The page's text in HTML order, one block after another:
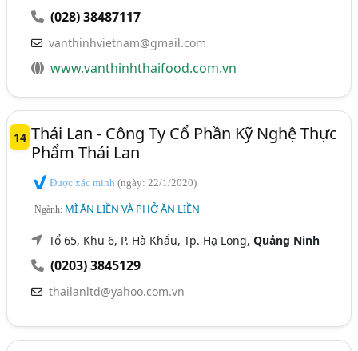
(028) 38487117
vanthinhvietnam@gmail.com
www.vanthinhthaifood.com.vn
14 Thái Lan - Công Ty Cổ Phần Kỹ Nghệ Thực
Phẩm Thái Lan
Được xác minh(ngày: 22/1/2020)
Ngành: MÌ ĂN LIỀN VÀ PHỞ ĂN LIỀN
Tổ 65, Khu 6, P. Hà Khẩu, Tp. Hạ Long,Quảng Ninh
(0203) 3845129
thailanltd@yahoo.com.vn